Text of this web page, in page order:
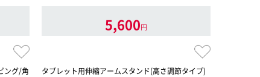
ング/角
5,600円
タブレット用伸縮アームスタンド(高さ調節タイプ)